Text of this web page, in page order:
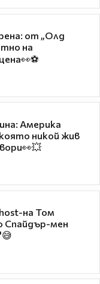
от „Олд
на
Америка
никой жив
на Том
Спайдър-мен